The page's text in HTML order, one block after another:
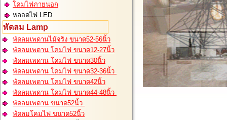
โคมไฟภายนอก
หลอดไฟ LED
พัดลม Lamp
พัดลมเพดานไม้จริง ขนาด52-56นิ้ว
พัดลมเพดาน โคมไฟ ขนาด12-27นิ้ว
พัดลมเพดาน โคมไฟ ขนาด30นิ้ว
พัดลมเพดาน โคมไฟ ขนาด32-36นิ้ว
พัดลมเพดาน โคมไฟ ขนาด42นิ้ว
พัดลมเพดาน โคมไฟ ขนาด44-48นิ้ว
พัดลมเพดาน ขนาด52นิ้ว
พัดลมโคมไฟ ขนาด52นิ้ว